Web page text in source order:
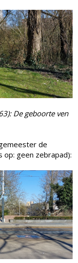
De geboorte ven
de
op: geen zebrapad):